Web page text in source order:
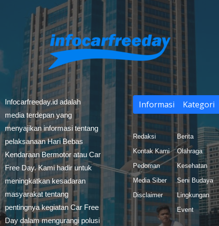
Infocarfreeday.id adalah
media terdepan yang
menyajikan informasi tentang
pelaksanaan Hari Bebas
Kendaraan Bermotor atau Car
Free Day. Kami hadir untuk
meningkatkan kesadaran
masyarakat tentang
pentingnya kegiatan Car Free
Day dalam mengurangi polusi
Informasi
Redaksi
Kontak Kami
Pedoman
Media Siber
Disclaimer
Kategori
Berita
Olahraga
Kesehatan
Seni Budaya
Lingkungan
Event